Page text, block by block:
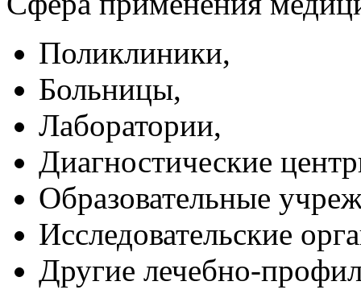
Поликлиники,
Больницы,
Лаборатории,
Диагностические
Образовательные
Исследовательские
Другие лечебно-